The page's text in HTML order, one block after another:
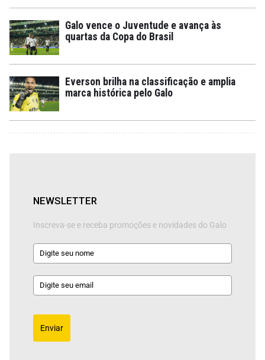
Galo vence o Juventude e avança às
quartas da Copa do Brasil
Everson brilha na classificação e amplia
marca histórica pelo Galo
NEWSLETTER
Inscreva-se e receba promoções e novidades do Galo
Enviar